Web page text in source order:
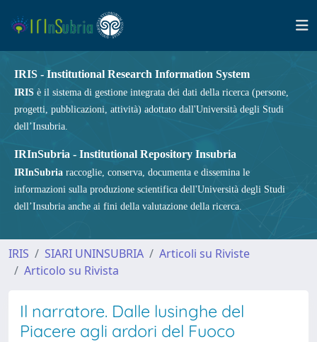
IRIS - Institutional Research Information System
IRIS è il sistema di gestione integrata dei dati della ricerca (persone,
progetti, pubblicazioni, attività) adottato dall'Università degli Studi
dell’Insubria.
IRInSubria - Institutional Repository Insubria
IRInSubria raccoglie, conserva, documenta e dissemina le
informazioni sulla produzione scientifica dell'Università degli Studi
dell’Insubria anche ai fini della valutazione della ricerca.
IRIS SIARI UNINSUBRIA
Articoli su Riviste
Articolo su Rivista
Il narratore. Dalle lusinghe del
Piacere agli ardori del Fuoco